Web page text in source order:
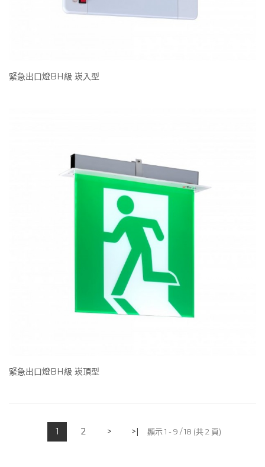
緊急出口燈BH級 崁入型
緊急出口燈BH級 崁頂型
1 2 > >| 顯示 1 - 9 / 18 (共 2 頁)